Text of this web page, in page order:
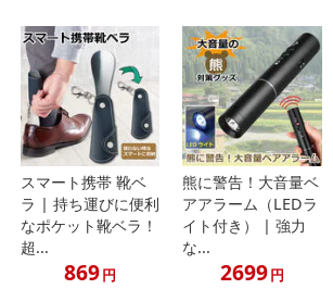
スマート携帯 靴ベ
ラ | 持ち運びに便利
なポケット靴ベラ！
超...
869円
熊に警告！大音量ベ
アアラーム（LEDラ
イト付き） | 強力
な...
2699円